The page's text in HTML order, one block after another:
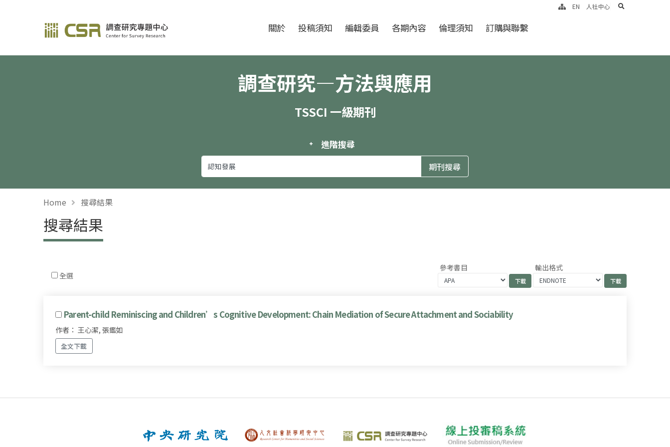
調查研究—方法與應用期刊 關於 投稿須知 編輯委員 各期內容 倫理須知 訂購與聯繫
EN 人社中心 search
調查研究—方法與應用
TSSCI 一級期刊
進階搜尋
Home 搜尋結果
搜尋結果
全選
參考書目 輸出格式
Parent-child Reminiscing and Children’s Cognitive Development: Chain Mediation of Secure Attachment and Sociability
作者： 王心潔, 張鑑如
全文下載